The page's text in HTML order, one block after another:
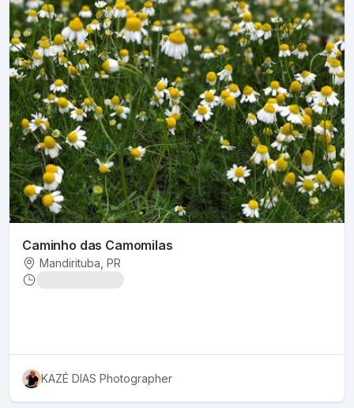
Caminho das Camomilas
Mandirituba , PR
KAZÉ DIAS Photographer